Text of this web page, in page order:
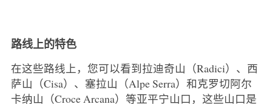
路线上的特色
在这些路线上，您可以看到拉迪奇山（Radici）、西
萨山（Cisa）、塞拉山（Alpe Serra）和克罗切阿尔
卡纳山（Croce Arcana）等亚平宁山口，这些山口是